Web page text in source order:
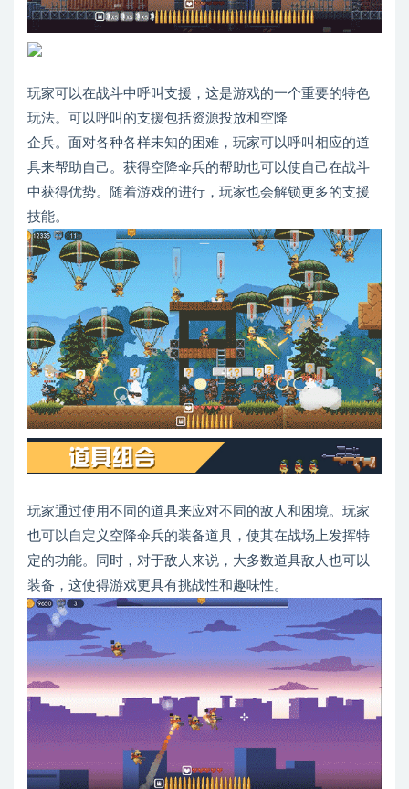
玩家可以在战斗中呼叫支援，这是游戏的一个重要的特色
玩法。可以呼叫的支援包括资源投放和空降
企兵。面对各种各样未知的困难，玩家可以呼叫相应的道
具来帮助自己。获得空降伞兵的帮助也可以使自己在战斗
中获得优势。随着游戏的进行，玩家也会解锁更多的支援
技能。
玩家通过使用不同的道具来应对不同的敌人和困境。玩家
也可以自定义空降伞兵的装备道具，使其在战场上发挥特
定的功能。同时，对于敌人来说，大多数道具敌人也可以
装备，这使得游戏更具有挑战性和趣味性。